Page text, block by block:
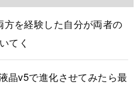
を経験した自分が両者の
てく
晶v5で進化させてみたら最